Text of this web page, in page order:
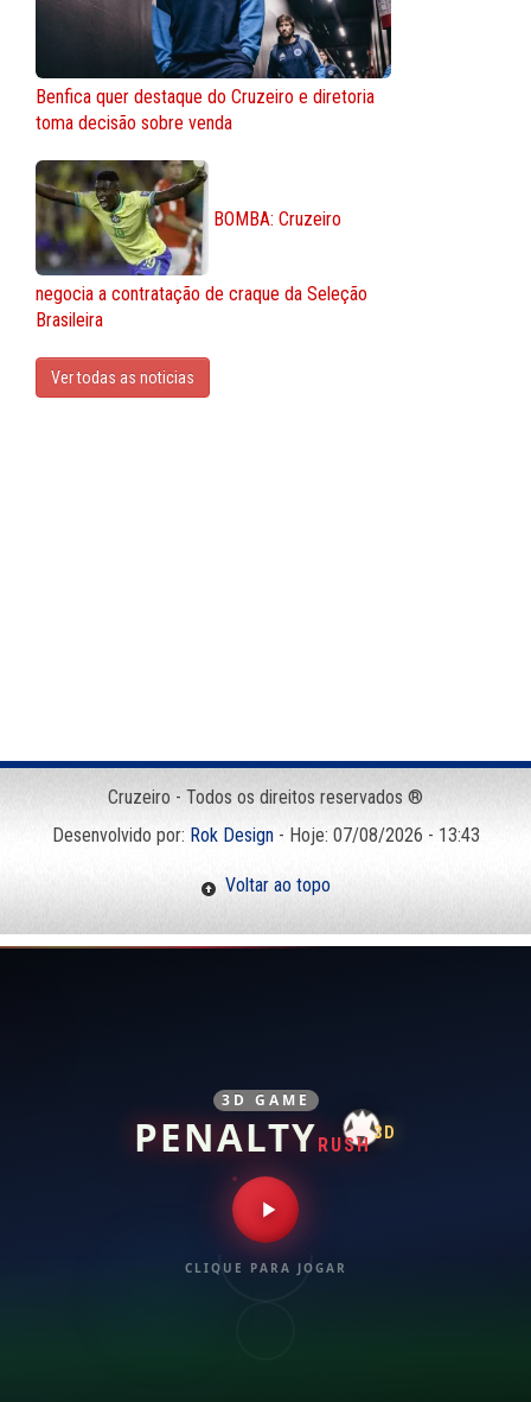
Benfica quer destaque do Cruzeiro e diretoria
toma decisão sobre venda
BOMBA: Cruzeiro
negocia a contratação de craque da Seleção
Brasileira
Ver todas as noticias
Cruzeiro - Todos os direitos reservados ®
Desenvolvido por: Rok Design- Hoje: 07/08/2026 - 13:43
Voltar ao topo
3D GAME
PENALTY RUSH
3D
CLIQUE PARA JOGAR